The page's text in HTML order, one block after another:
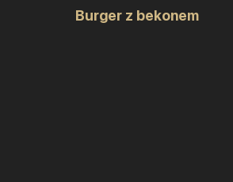
Burger z bekonem